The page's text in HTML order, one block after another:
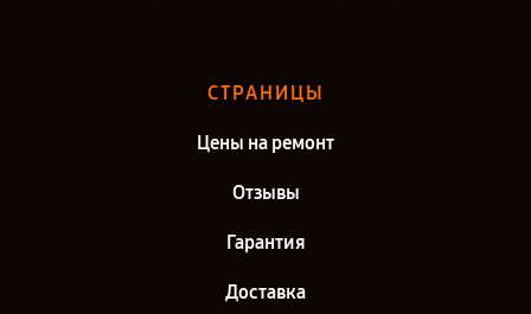
СТРАНИЦЫ
Цены на ремонт
Отзывы
Гарантия
Доставка